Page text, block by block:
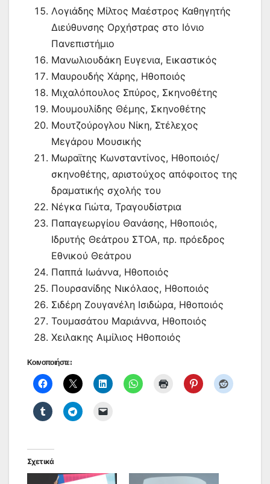
Λογιάδης Μίλτος Μαέστρος Καθηγητής
Διεύθυνσης Ορχήστρας στο Ιόνιο
Πανεπιστήμιο
Μανωλιουδάκη Ευγενια, Εικαστικός
Μαυρουδής Χάρης, Ηθοποιός
Μιχαλόπουλος Σπύρος, Σκηνοθέτης
Μουμουλίδης Θέμης, Σκηνοθέτης
Μουτζούρογλου Νίκη, Στέλεχος
Μεγάρου Μουσικής
Μωραϊτης Κωνσταντίνος, Ηθοποιός/
σκηνοθέτης, αριστούχος απόφοιτος της
δραματικής σχολής του
Νέγκα Γιώτα, Τραγουδίστρια
Παπαγεωργίου Θανάσης, Ηθοποιός,
Ιδρυτής Θεάτρου ΣΤΟΑ, πρ. πρόεδρος
Εθνικού Θεάτρου
Παππά Ιωάννα, Ηθοποιός
Πουρσανίδης Νικόλαος, Ηθοποιός
Σιδέρη Ζουγανέλη Ισιδώρα, Ηθοποιός
Τουμασάτου Μαριάννα, Ηθοποιός
Χειλακης Αιμίλιος Ηθοποιός
Κοινοποιήστε:
Σχετικά